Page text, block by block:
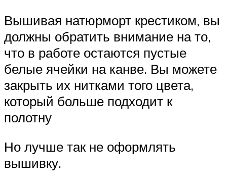
Вышивая натюрморт крестиком, вы
должны обратить внимание на то,
что в работе остаются пустые
белые ячейки на канве. Вы можете
закрыть их нитками того цвета,
который больше подходит к
полотну
Но лучше так не оформлять
вышивку.